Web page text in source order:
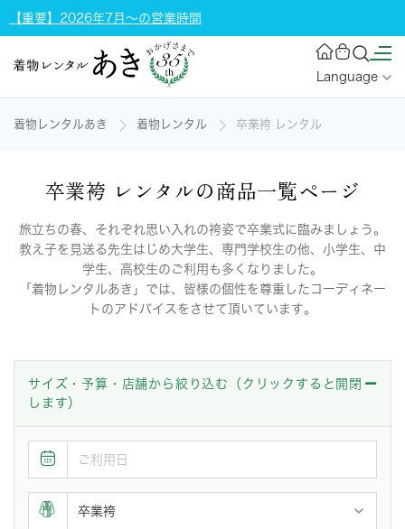
【重要】2026年7月～の営業時間
Language
着物レンタルあき 着物レンタル 卒業袴 レンタル
卒業袴 レンタルの商品一覧ページ
旅立ちの春、それぞれ思い入れの袴姿で卒業式に臨みましょう。
教え子を見送る先生はじめ大学生、専門学校生の他、小学生、中
学生、高校生のご利用も多くなりました。
「着物レンタルあき」では、皆様の個性を尊重したコーディネー
トのアドバイスをさせて頂いています。
サイズ・予算・店舗から絞り込む（クリックすると開閉
します）